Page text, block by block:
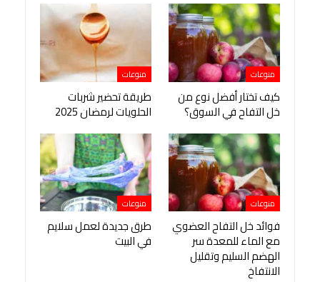
منوعات
كيف تختار أفضل نوع من
خل التفاح في السوق؟
منوعات
طريقة تحضير شربات
الحلويات لرمضان 2025
منوعات
فوائد خل التفاح العضوي
مع الماء للمعدة سر
الهضم السليم وتقليل
الانتفاخ
منوعات
طرق جديدة لعمل سلايم
في البيت